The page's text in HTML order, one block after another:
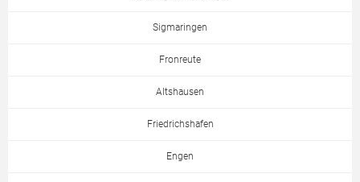
Sigmaringen
Fronreute
Altshausen
Friedrichshafen
Engen